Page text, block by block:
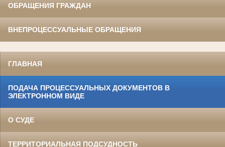
ОБРАЩЕНИЯ ГРАЖДАН
ВНЕПРОЦЕССУАЛЬНЫЕ ОБРАЩЕНИЯ
ГЛАВНАЯ
ПОДАЧА ПРОЦЕССУАЛЬНЫХ ДОКУМЕНТОВ В
ЭЛЕКТРОННОМ ВИДЕ
О СУДЕ
ТЕРРИТОРИАЛЬНАЯ ПОДСУДНОСТЬ